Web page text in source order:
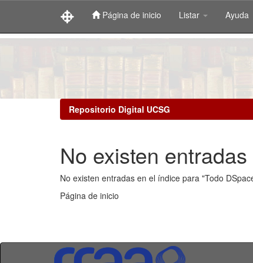
Página de inicio Listar Ayuda
Repositorio Digital UCSG
No existen
No existen entradas en el índice para "Todo
Página de inicio